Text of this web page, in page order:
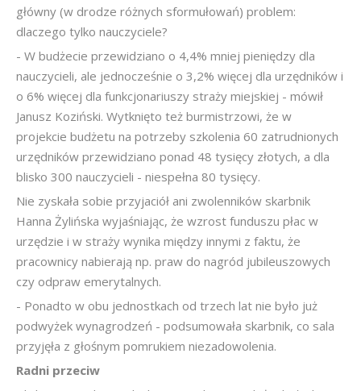
główny (w drodze różnych sformułowań) problem:
dlaczego tylko nauczyciele?
- W budżecie przewidziano o 4,4% mniej pieniędzy dla
nauczycieli, ale jednocześnie o 3,2% więcej dla urzędników i
o 6% więcej dla funkcjonariuszy straży miejskiej - mówił
Janusz Koziński. Wytknięto też burmistrzowi, że w
projekcie budżetu na potrzeby szkolenia 60 zatrudnionych
urzędników przewidziano ponad 48 tysięcy złotych, a dla
blisko 300 nauczycieli - niespełna 80 tysięcy.
Nie zyskała sobie przyjaciół ani zwolenników skarbnik
Hanna Żylińska wyjaśniając, że wzrost funduszu płac w
urzędzie i w straży wynika między innymi z faktu, że
pracownicy nabierają np. praw do nagród jubileuszowych
czy odpraw emerytalnych.
- Ponadto w obu jednostkach od trzech lat nie było już
podwyżek wynagrodzeń - podsumowała skarbnik, co sala
przyjęła z głośnym pomrukiem niezadowolenia.
Radni przeciw